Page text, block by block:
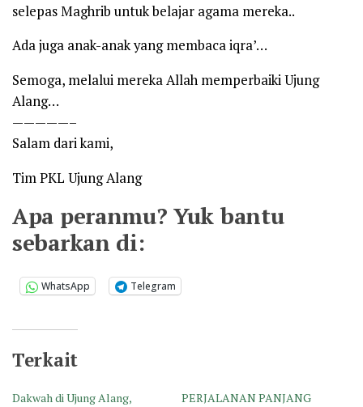
selepas Maghrib untuk belajar agama mereka..
Ada juga anak-anak yang membaca iqra’…
Semoga, melalui mereka Allah memperbaiki Ujung
Alang…
—————–
Salam dari kami,
Tim PKL Ujung Alang
Apa peranmu? Yuk bantu
sebarkan di:
WhatsApp Telegram
Terkait
Dakwah di Ujung Alang,
PERJALANAN PANJANG